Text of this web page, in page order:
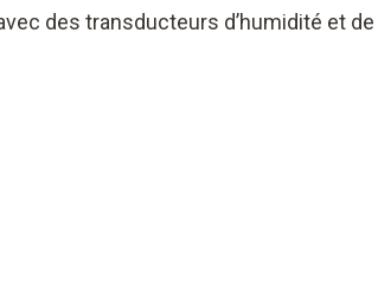
des transducteurs d’humidité et de